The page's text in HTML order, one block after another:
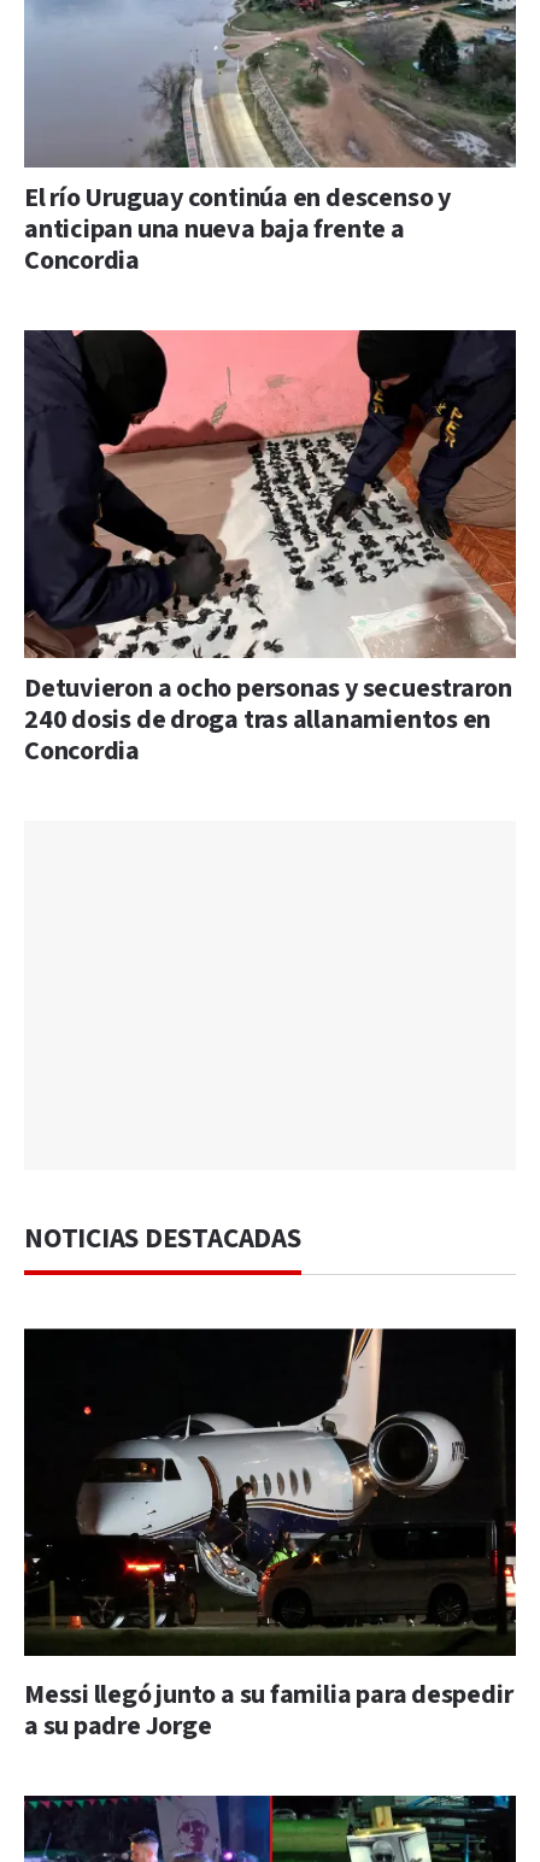
El río Uruguay continúa en descenso y
anticipan una nueva baja frente a
Concordia
Detuvieron a ocho personas y secuestraron
240 dosis de droga tras allanamientos en
Concordia
NOTICIAS DESTACADAS
Messi llegó junto a su familia para despedir
a su padre Jorge